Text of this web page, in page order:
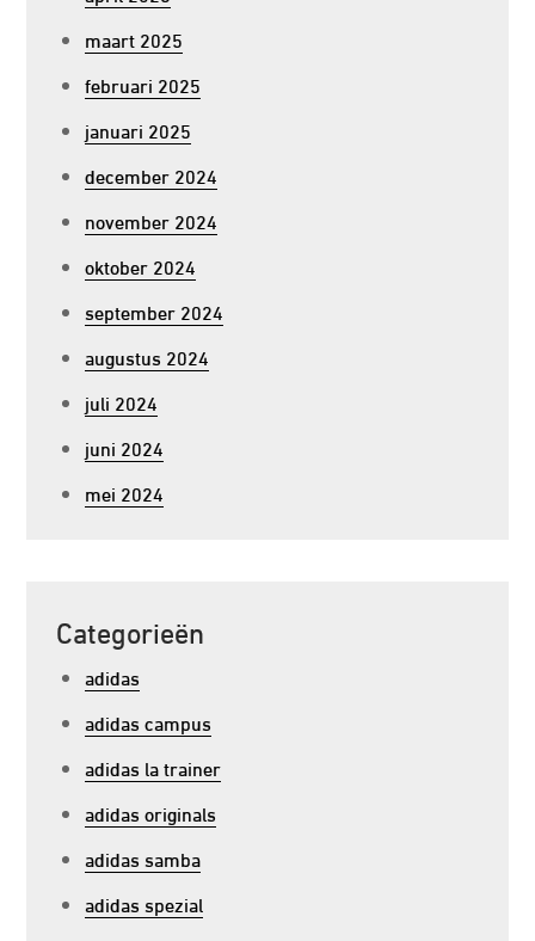
maart 2025
februari 2025
januari 2025
december 2024
november 2024
oktober 2024
september 2024
augustus 2024
juli 2024
juni 2024
mei 2024
Categorieën
adidas
adidas campus
adidas la trainer
adidas originals
adidas samba
adidas spezial